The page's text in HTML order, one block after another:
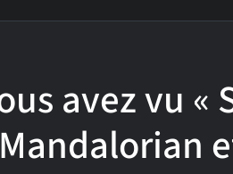
avez vu «